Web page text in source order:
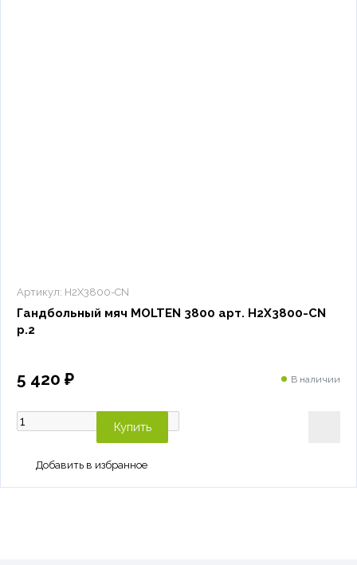
Артикул: H2X3800-CN
Гандбольный мяч MOLTEN 3800 арт. H2X3800-CN
р.2
5 420 ₽ В наличии
Купить